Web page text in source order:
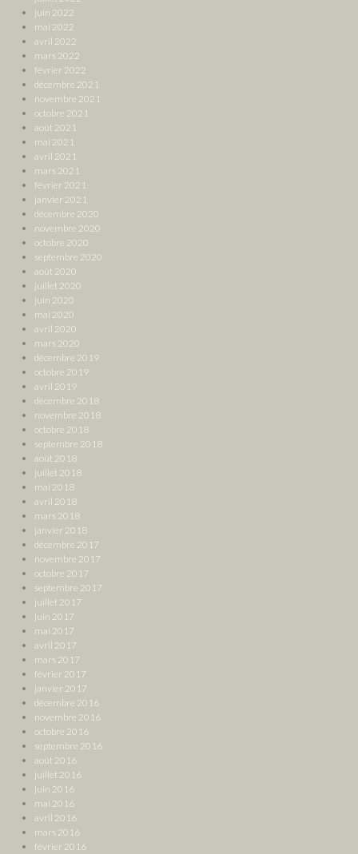
juin 2022
mai 2022
avril 2022
mars 2022
février 2022
décembre 2021
novembre 2021
octobre 2021
août 2021
mai 2021
avril 2021
mars 2021
février 2021
janvier 2021
décembre 2020
novembre 2020
octobre 2020
septembre 2020
août 2020
juillet 2020
juin 2020
mai 2020
avril 2020
mars 2020
décembre 2019
octobre 2019
avril 2019
décembre 2018
novembre 2018
octobre 2018
septembre 2018
août 2018
juillet 2018
mai 2018
avril 2018
mars 2018
janvier 2018
décembre 2017
novembre 2017
octobre 2017
septembre 2017
juillet 2017
juin 2017
mai 2017
avril 2017
mars 2017
février 2017
janvier 2017
décembre 2016
novembre 2016
octobre 2016
septembre 2016
août 2016
juillet 2016
juin 2016
mai 2016
avril 2016
mars 2016
février 2016